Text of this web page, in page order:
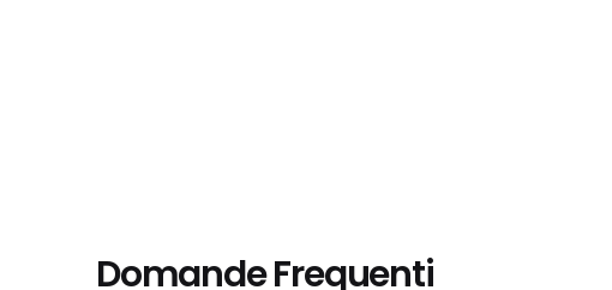
Domande Frequenti